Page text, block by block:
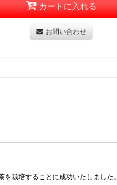
カートに入れる
お問い合わせ
栽培することに成功いたしました。